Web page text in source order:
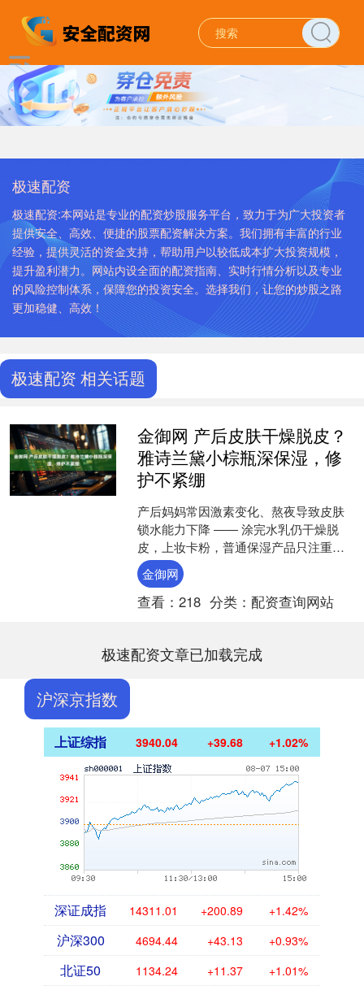
极速配资
极速配资:本网站是专业的配资炒股服务平台，致力于为广大投资者
提供安全、高效、便捷的股票配资解决方案。我们拥有丰富的行业
经验，提供灵活的资金支持，帮助用户以较低成本扩大投资规模，
提升盈利潜力。网站内设全面的配资指南、实时行情分析以及专业
的风险控制体系，保障您的投资安全。选择我们，让您的炒股之路
更加稳健、高效！
极速配资 相关话题
金御网 产后皮肤干燥脱皮？
雅诗兰黛小棕瓶深保湿，修
护不紧绷
产后妈妈常因激素变化、熬夜导致皮肤
锁水能力下降 —— 涂完水乳仍干燥脱
皮，上妆卡粉，普通保湿产品只注重表
层补水，无法增强肌底锁水力。其实产
后干燥的核心是肌底缺水....
金御网
查看： 218 分类： 配资查询网站
极速配资文章已加载完成
沪深京指数
上证综指 3940.04 +39.68 +1.02%
深证成指 14311.01 +200.89 +1.42%
沪深300 4694.44 +43.13 +0.93%
北证50 1134.24 +11.37 +1.01%